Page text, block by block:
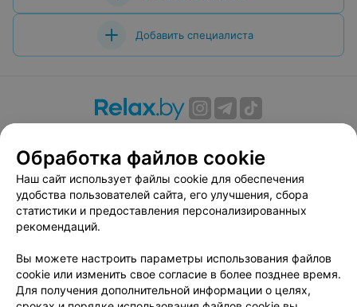
Добавить специалиста
Вакансии
Публичный договор
Способы оплаты
Публичный договор по использованию сервиса
«Афиша»
Пользовательское соглашение
Связаться по вопросам сотрудничества
Написать руководителю relax.by
Персональные настройки cookie
Обработка файлов cookie
Наш сайт использует файлы cookie для обеспечения
удобства пользователей сайта, его улучшения, сбора
статистики и предоставления персонализированных
рекомендаций.
Вы можете настроить параметры использования файлов
cookie или изменить свое согласие в более позднее время.
Для получения дополнительной информации о целях,